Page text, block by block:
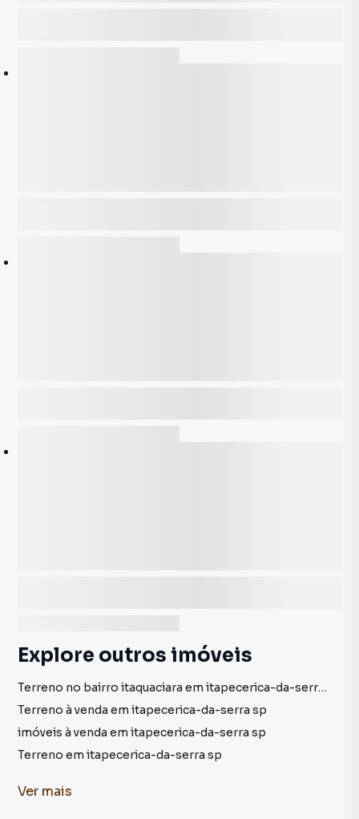
Explore outros imóveis
Terreno no bairro itaquaciara em itapecerica-da-serra sp
Terreno à venda em itapecerica-da-serra sp
imóveis à venda em itapecerica-da-serra sp
Terreno em itapecerica-da-serra sp
Ver mais